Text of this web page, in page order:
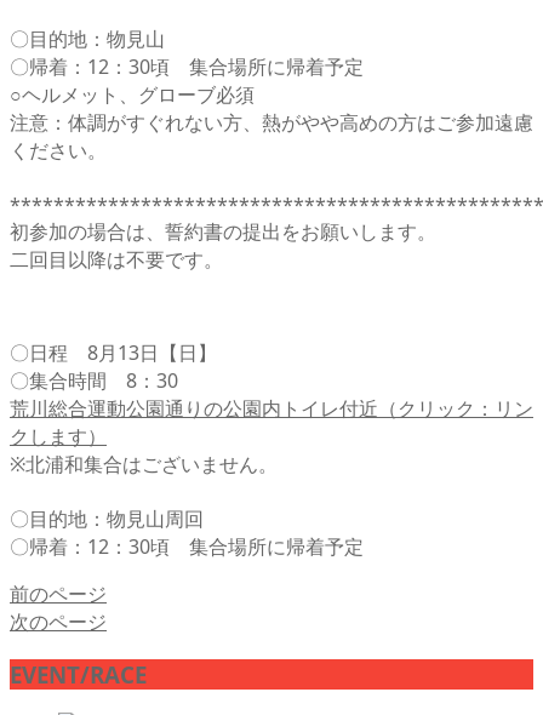
〇目的地：物見山
〇帰着：12：30頃 集合場所に帰着予定
○ヘルメット、グローブ必須
注意：体調がすぐれない方、熱がやや高めの方はご参加遠慮
ください。
初参加の場合は、誓約書の提出をお願いします。
二回目以降は不要です。
〇日程 8月13日【日】
〇集合時間 8：30
荒川総合運動公園通りの公園内トイレ付近（クリック：リン
クします）
※北浦和集合はございません。
〇目的地：物見山周回
〇帰着：12：30頃 集合場所に帰着予定
前のページ
次のページ
EVENT/RACE